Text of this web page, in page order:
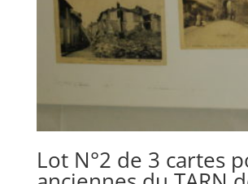
Lot N°2 de 3 cartes